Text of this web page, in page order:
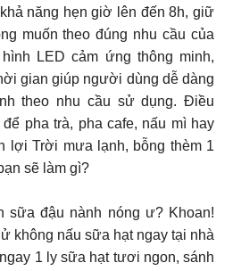
năng hẹn giờ lên đến 8h, giữ
muốn theo đúng nhu cầu của
LED cảm ứng thông minh,
gian giúp người dùng dễ dàng
theo nhu cầu sử dụng. Điều
pha trà, pha cafe, nấu mì hay
lợi Trời mưa lạnh, bỗng thèm 1
sẽ làm gì?
sữa đậu nành nóng ư? Khoan!
không nấu sữa hạt ngay tại nhà
1 ly sữa hạt tươi ngon, sánh